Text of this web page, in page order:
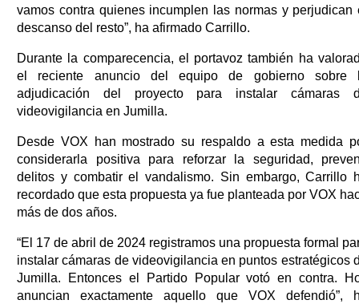
vamos contra quienes incumplen las normas y perjudican
descanso del resto”, ha afirmado Carrillo.
Durante la comparecencia, el portavoz también ha
el reciente anuncio del equipo de gobierno sobre
adjudicación del proyecto para instalar cámaras
videovigilancia en Jumilla.
Desde VOX han mostrado su respaldo a esta medida
considerarla positiva para reforzar la seguridad,
delitos y combatir el vandalismo. Sin embargo, Carrillo
recordado que esta propuesta ya fue planteada por VOX
más de dos años.
“El 17 de abril de 2024 registramos una propuesta formal
instalar cámaras de videovigilancia en puntos estratégicos
Jumilla. Entonces el Partido Popular votó en contra.
anuncian exactamente aquello que VOX defendió”,